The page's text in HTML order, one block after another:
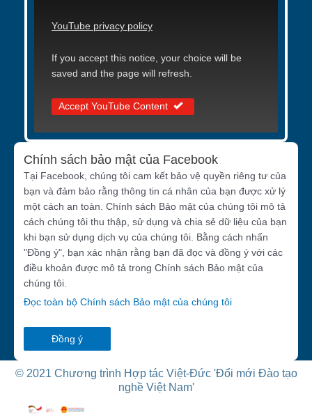
YouTube privacy policy
If you accept this notice, your choice will be
saved and the page will refresh.
Accept YouTube Content
Chính sách bảo mật của Facebook
Tại Facebook, chúng tôi cam kết bảo vệ quyền riêng tư của
bạn và đảm bảo rằng thông tin cá nhân của bạn được xử lý
một cách an toàn. Chính sách Bảo mật của chúng tôi mô tả
cách chúng tôi thu thập, sử dụng và chia sẻ dữ liệu của bạn
khi bạn sử dụng dịch vụ của chúng tôi. Bằng cách nhấn
"Đồng ý", bạn xác nhận rằng bạn đã đọc và đồng ý với các
điều khoản được mô tả trong Chính sách Bảo mật của
chúng tôi.
Đọc toàn bộ Chính sách Bảo mật của chúng tôi
Đồng ý
© 2021 Chương trình Hợp tác Việt-Đức 'Đổi mới Đào tạo
nghề Việt Nam'